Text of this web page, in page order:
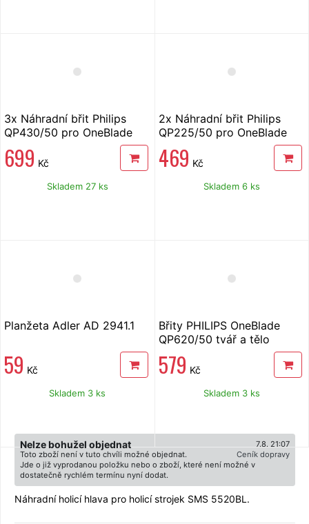
3x Náhradní břit Philips
QP430/50 pro OneBlade
699 Kč
Skladem 27 ks
2x Náhradní břit Philips
QP225/50 pro OneBlade
469 Kč
Skladem 6 ks
Planžeta Adler AD 2941.1
59 Kč
Skladem 3 ks
Břity PHILIPS OneBlade
QP620/50 tvář a tělo
579 Kč
Skladem 3 ks
7.8. 21:07
Nelze bohužel objednat
Ceník dopravy
Toto zboží není v tuto chvíli možné objednat.
Jde o již vyprodanou položku nebo o zboží, které není možné v
dostatečně rychlém termínu nyní dodat.
Náhradní holicí hlava pro holicí strojek SMS 5520BL.